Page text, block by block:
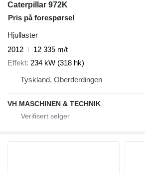
Caterpillar 972K
Pris på forespørsel
Hjullaster
2012
12 335 m/t
Effekt 234 kW (318 hk)
Tyskland, Oberderdingen
VH MASCHINEN & TECHNIK